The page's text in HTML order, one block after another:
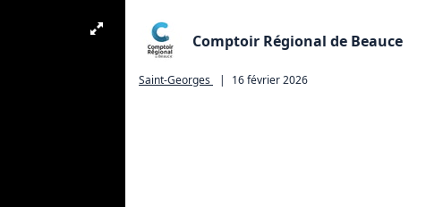
Comptoir Régional de Beauce
Saint-Georges | 16 février 2026